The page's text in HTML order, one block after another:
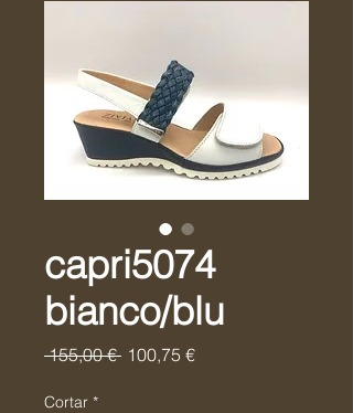
capri5074
bianco/blu
155,00 € Precio
100,75 €Precio
Cortar *